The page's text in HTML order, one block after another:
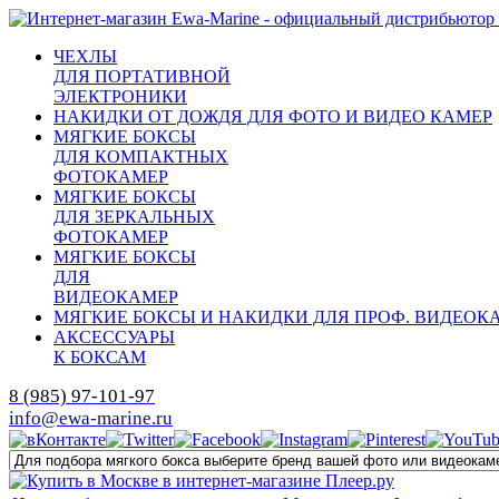
ЧЕХЛЫ
ДЛЯ ПОРТАТИВНОЙ
ЭЛЕКТРОНИКИ
НАКИДКИ ОТ ДОЖДЯ ДЛЯ ФОТО И ВИДЕО КАМЕР
МЯГКИЕ БОКСЫ
ДЛЯ КОМПАКТНЫХ
ФОТОКАМЕР
МЯГКИЕ БОКСЫ
ДЛЯ ЗЕРКАЛЬНЫХ
ФОТОКАМЕР
МЯГКИЕ БОКСЫ
ДЛЯ
ВИДЕОКАМЕР
МЯГКИЕ БОКСЫ И НАКИДКИ ДЛЯ ПРОФ.
АКСЕССУАРЫ
К БОКСАМ
8 (985) 97-101-97
info@ewa-marine.ru